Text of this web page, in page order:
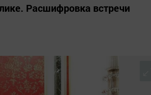
Расшифровка встречи